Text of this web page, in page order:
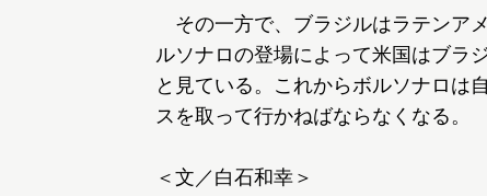
その一方で、ブラジルはラテンア
ルソナロの登場によって米国はブラ
と見ている。これからボルソナロは
スを取って行かねばならなくなる。
＜文／白石和幸＞